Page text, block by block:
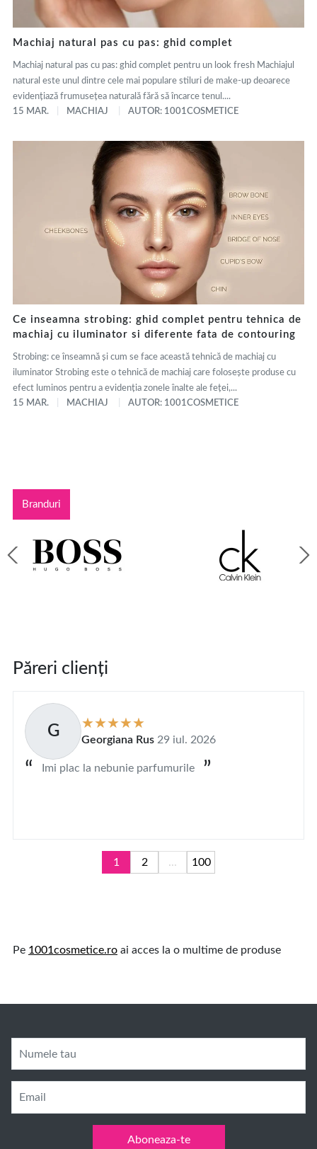
Machiaj natural pas cu pas: ghid complet
Machiaj natural pas cu pas: ghid complet pentru un look fresh Machiajul
natural este unul dintre cele mai populare stiluri de make-up deoarece
evidențiază frumusețea naturală fără să încarce tenul....
15 MAR.
MACHIAJ AUTOR: 1001COSMETICE
Ce inseamna strobing: ghid complet pentru tehnica de
machiaj cu iluminator si diferente fata de contouring
Strobing: ce înseamnă și cum se face această tehnică de machiaj cu
iluminator Strobing este o tehnică de machiaj care folosește produse cu
efect luminos pentru a evidenția zonele înalte ale feței,...
15 MAR.
MACHIAJ AUTOR: 1001COSMETICE
Branduri
Păreri clienți
G Georgiana Rus 29 iul. 2026
Imi plac la nebunie parfumurile
1 2 ... 100
Pe 1001cosmetice.ro ai acces la o multime de produse
Numele tau
Email
Aboneaza-te